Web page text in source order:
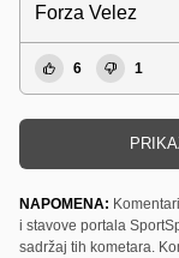
Forza Velez
6 1
NAPOMENA:
i stavove portala
sadržaj tih kometara.